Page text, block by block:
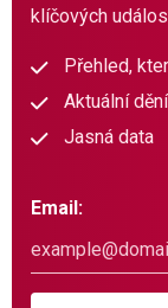
klíčových
Přehled,
Aktuální dění
Jasná data
Email: